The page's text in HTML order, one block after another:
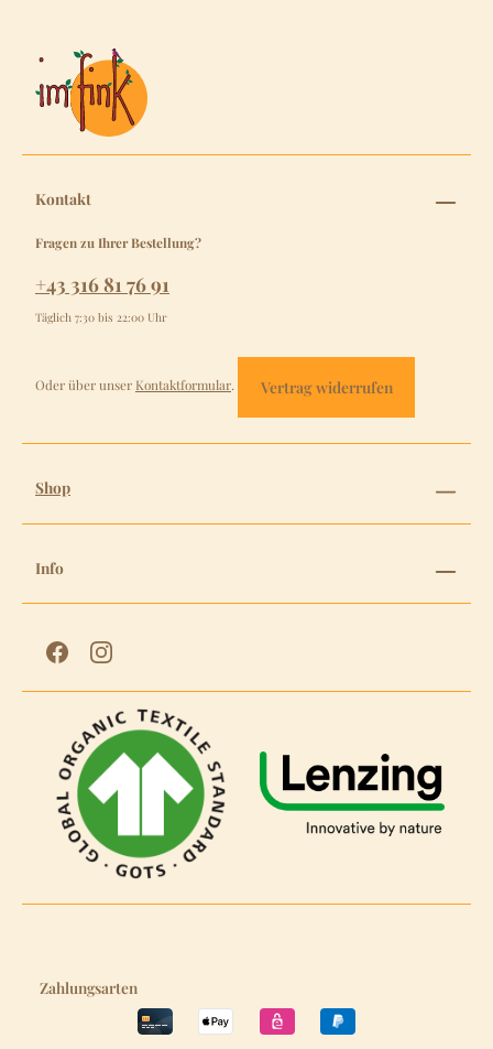
Kontakt
Fragen zu Ihrer Bestellung?
+43 316 81 76 91
Täglich 7:30 bis 22:00 Uhr
Oder über unser Kontaktformular. Vertrag widerrufen
Shop
Info
Zahlungsarten